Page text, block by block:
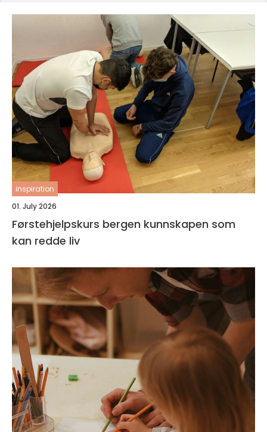
inspiration
01. July 2026
Førstehjelpskurs bergen kunnskapen som
kan redde liv